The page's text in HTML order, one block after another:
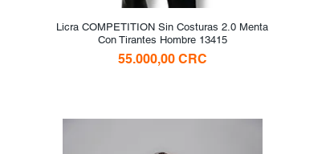
Vista rápida
Licra COMPETITION Sin Costuras 2.0 Menta
Con Tirantes Hombre 13415
Precio
55.000,00 CRC